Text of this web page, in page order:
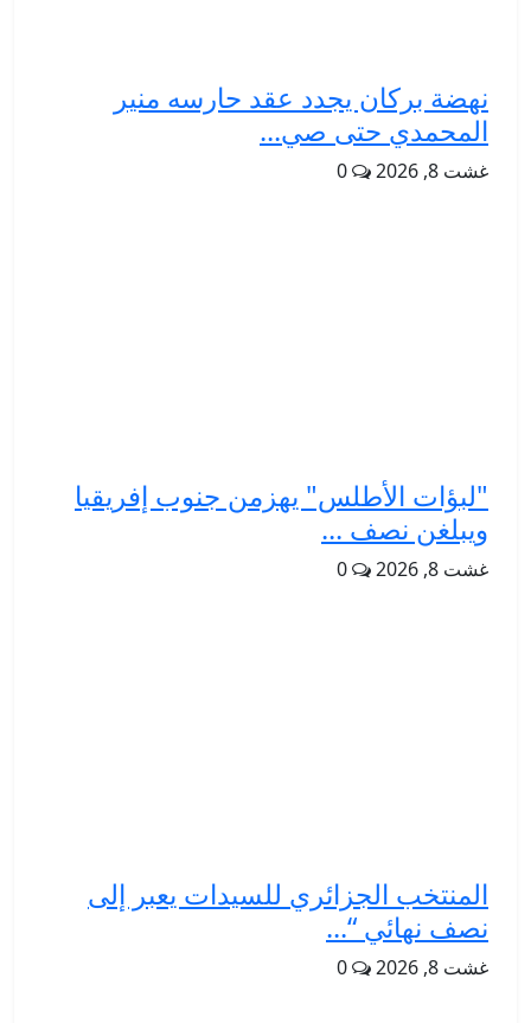
نهضة بركان يجدد عقد حارسه منير
المحمدي حتى صي...
غشت 8, 2026 0
"لبؤات الأطلس" يهزمن جنوب إفريقيا
ويبلغن نصف ...
غشت 8, 2026 0
المنتخب الجزائري للسيدات يعبر إلى
نصف نهائي “...
غشت 8, 2026 0